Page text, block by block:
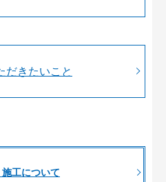
だきたいこと
工について